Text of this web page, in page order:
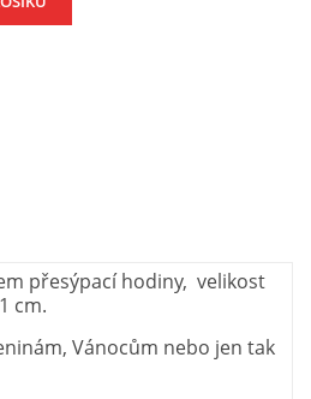
přesýpací hodiny, velikost
cm.
Vánocům nebo jen tak